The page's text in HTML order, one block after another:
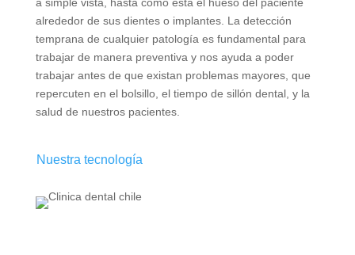
a simple vista, hasta cómo está el hueso del paciente
alrededor de sus dientes o implantes. La detección
temprana de cualquier patología es fundamental para
trabajar de manera preventiva y nos ayuda a poder
trabajar antes de que existan problemas mayores, que
repercuten en el bolsillo, el tiempo de sillón dental, y la
salud de nuestros pacientes.
Nuestra tecnología